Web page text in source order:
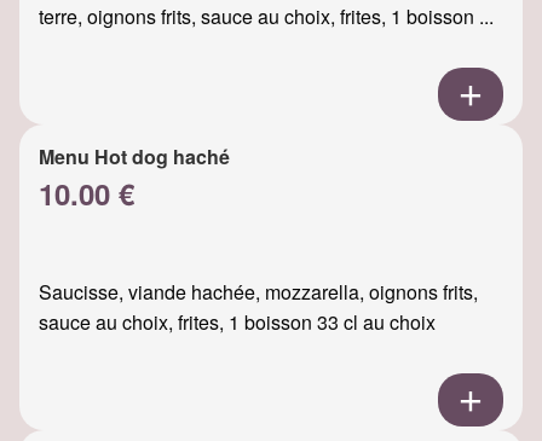
terre, oignons frits, sauce au choix, frites, 1 boisson ...
Menu Hot dog haché
10.00 €
Saucisse, viande hachée, mozzarella, oignons frits,
sauce au choix, frites, 1 boisson 33 cl au choix